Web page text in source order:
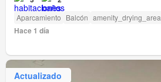
Aparcamiento Balcón amenity_drying_area
Hace 1 día
Actualizado